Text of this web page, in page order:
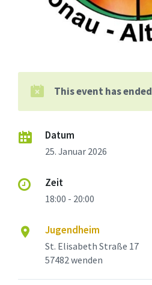
This event has ended
Datum
25. Januar 2026
Zeit
18:00 - 20:00
Jugendheim
St. Elisabeth Straße 17
57482 wenden